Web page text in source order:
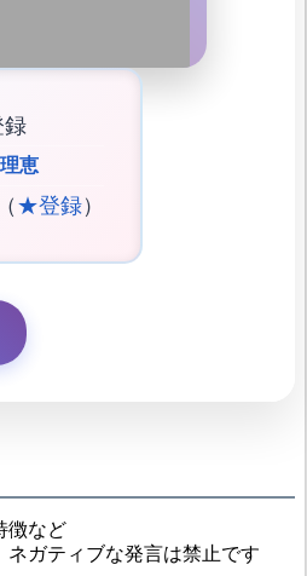
録
恵
★登録）
徴など
ガティブな発言は禁止です